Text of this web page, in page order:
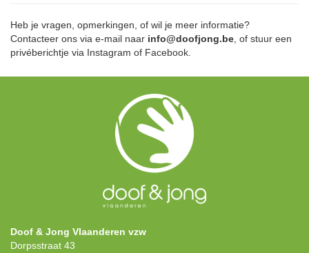
Heb je vragen, opmerkingen, of wil je meer informatie?
Contacteer ons via e-mail naar info@doofjong.be, of stuur een
privéberichtje via Instagram of Facebook.
Doof & Jong Vlaanderen vzw
Dorpsstraat 43